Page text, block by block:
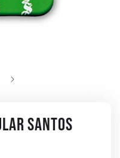
SANTOS